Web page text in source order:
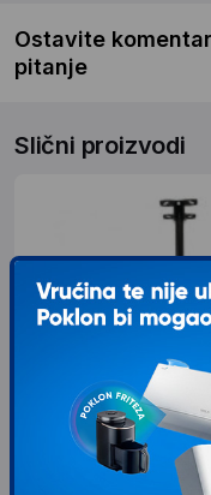
Ostavite
pitanje
Slični proizvodi
TOP MOUNT Nosač za
TV/26''-55''/